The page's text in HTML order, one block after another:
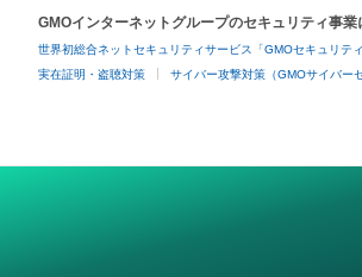
GMOインターネットグループのセキュリティ事業
世界初総合ネットセキュリティサービス「GMOセキュリティ
実在証明・盗聴対策 サイバー攻撃対策（GMOサイバー